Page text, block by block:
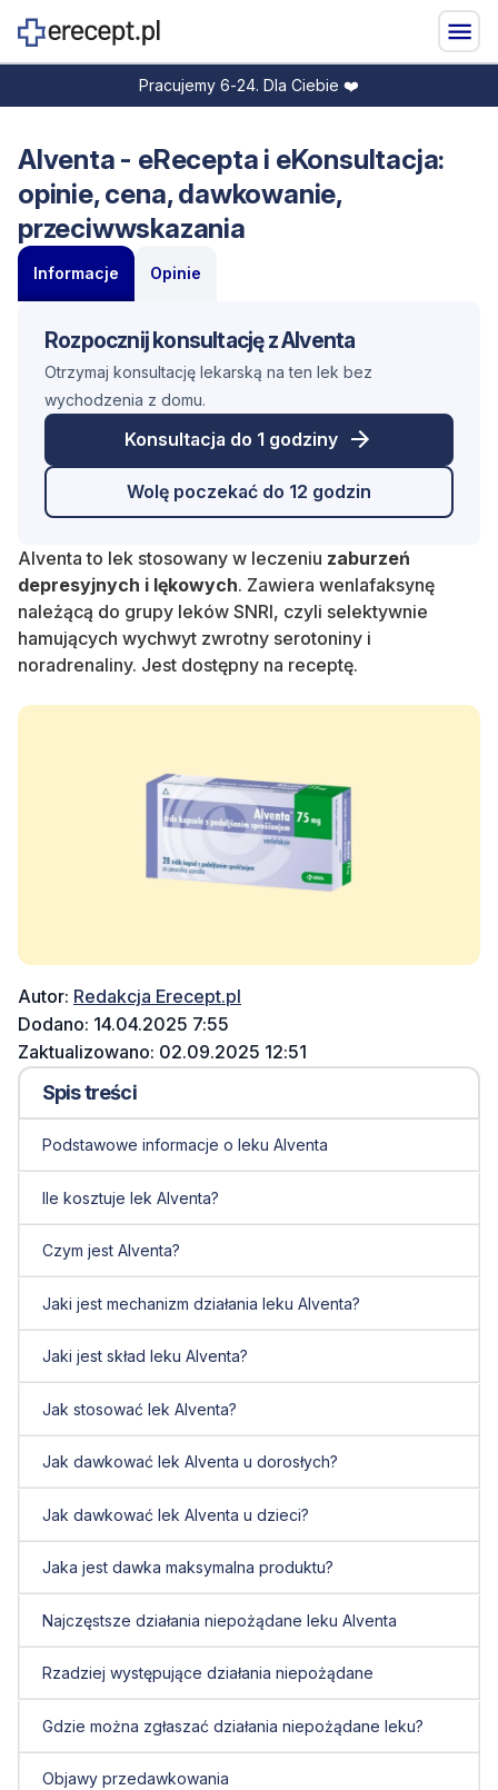
Pracujemy 6-24. Dla Ciebie ❤️
Alventa - eRecepta i eKonsultacja:
opinie, cena, dawkowanie,
przeciwwskazania
Informacje Opinie
Rozpocznij konsultację z Alventa
Otrzymaj konsultację lekarską na ten lek bez
wychodzenia z domu.
Konsultacja do 1 godziny
Wolę poczekać do 12 godzin
Alventa to lek stosowany w leczeniu zaburzeń
depresyjnych i lękowych. Zawiera wenlafaksynę
należącą do grupy leków SNRI, czyli selektywnie
hamujących wychwyt zwrotny serotoniny i
noradrenaliny. Jest dostępny na receptę.
Autor: Redakcja Erecept.pl
Dodano: 14.04.2025 7:55
Zaktualizowano: 02.09.2025 12:51
Spis treści
Podstawowe informacje o leku Alventa
Ile kosztuje lek Alventa?
Czym jest Alventa?
Jaki jest mechanizm działania leku Alventa?
Jaki jest skład leku Alventa?
Jak stosować lek Alventa?
Jak dawkować lek Alventa u dorosłych?
Jak dawkować lek Alventa u dzieci?
Jaka jest dawka maksymalna produktu?
Najczęstsze działania niepożądane leku Alventa
Rzadziej występujące działania niepożądane
Gdzie można zgłaszać działania niepożądane leku?
Objawy przedawkowania